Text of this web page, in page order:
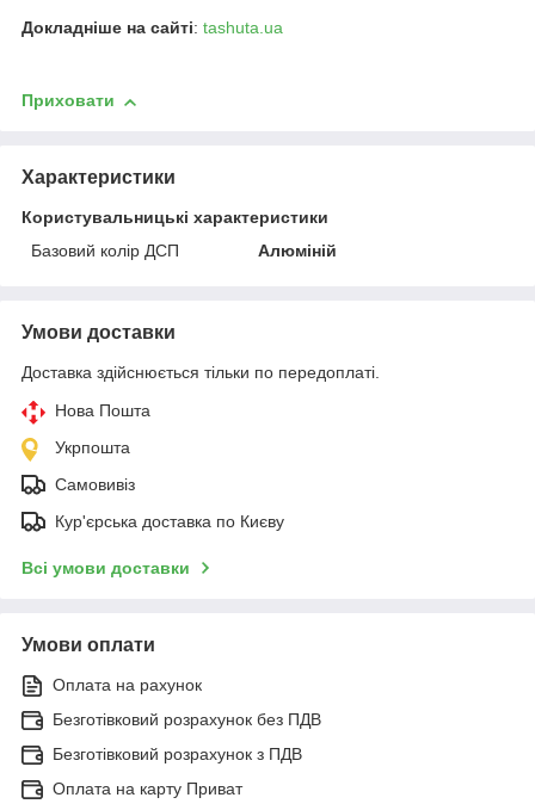
Докладніше на сайті: tashuta.ua
Приховати
Характеристики
Користувальницькі характеристики
Базовий колір ДСП
Алюміній
Умови доставки
Доставка здійснюється тільки по передоплаті.
Нова Пошта
Укрпошта
Самовивіз
Кур'єрська доставка по Києву
Всі умови доставки
Умови оплати
Оплата на рахунок
Безготівковий розрахунок без ПДВ
Безготівковий розрахунок з ПДВ
Оплата на карту Приват